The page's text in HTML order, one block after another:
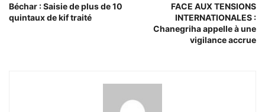
Béchar : Saisie de plus de 10
quintaux de kif traité
FACE AUX TENSIONS
INTERNATIONALES :
Chanegriha appelle à une
vigilance accrue